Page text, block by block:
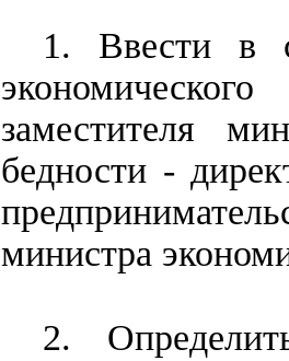
1. Ввести в
заместителя
бедности -
министра
2.